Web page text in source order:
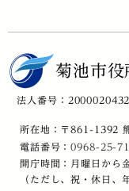
菊池市役
法人番号：
所在地：〒861-1392
電話番号：0968-25-
開庁時間：月曜日から
（ただし、祝・休日、